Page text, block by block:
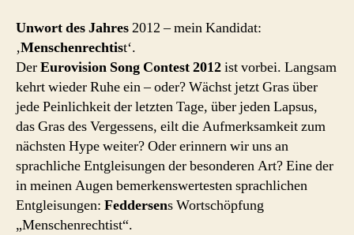
Unwort des Jahres2012 – mein Kandidat:
‚Menschenrechtist‘.
DerEurovision Song Contest 2012ist vorbei. Langsam
kehrt wieder Ruhe ein – oder? Wächst jetzt Gras über
jede Peinlichkeit der letzten Tage, über jeden Lapsus,
das Gras des Vergessens, eilt die Aufmerksamkeit zum
nächsten Hype weiter? Oder erinnern wir uns an
sprachliche Entgleisungen der besonderen Art? Eine der
in meinen Augen bemerkenswertesten sprachlichen
Entgleisungen: Feddersens Wortschöpfung
„Menschenrechtist“.